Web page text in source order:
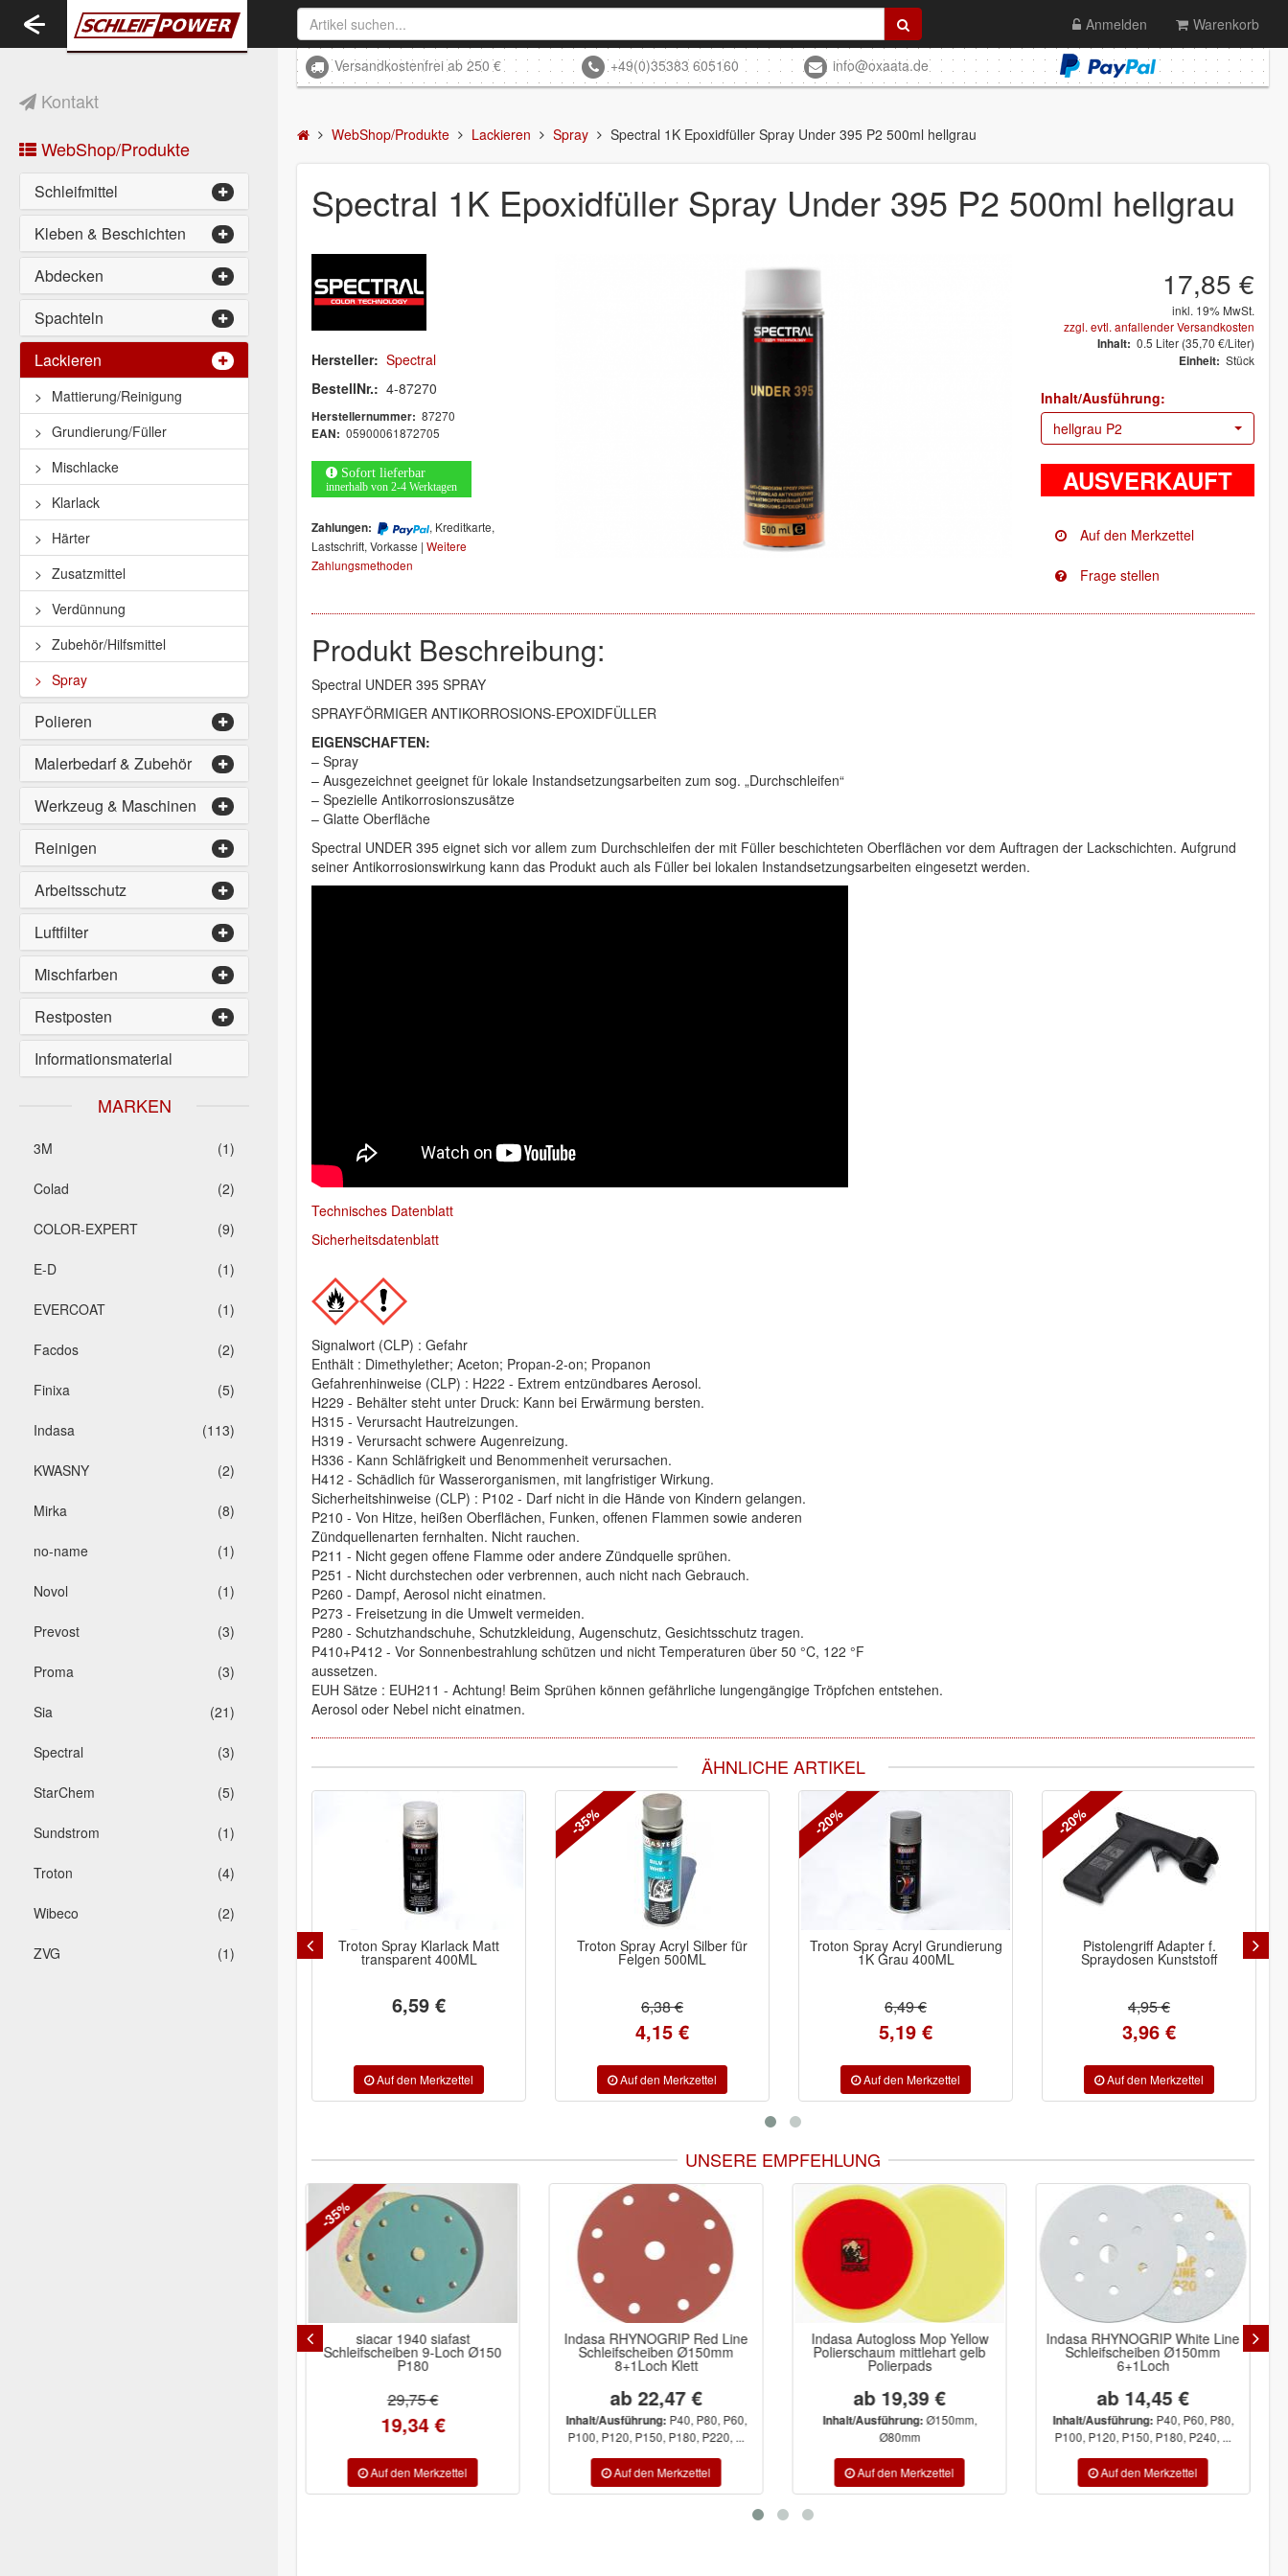
Kontakt
WebShop/Produkte
Schleifmittel
Kleben & Beschichten
Abdecken
Spachteln
Lackieren
Mattierung/Reinigung
Grundierung/Füller
Mischlacke
Klarlack
Härter
Zusatzmittel
Verdünnung
Zubehör/Hilfsmittel
Spray
Polieren
Malerbedarf & Zubehör
Werkzeug & Maschinen
Reinigen
Arbeitsschutz
Luftfilter
Mischfarben
Restposten
Informationsmaterial
MARKEN
(1)
3M
(2)
Colad
(9)
COLOR-EXPERT
(1)
E-D
(1)
EVERCOAT
(2)
Facdos
(5)
Finixa
(113)
Indasa
(2)
KWASNY
(8)
Mirka
(1)
no-name
(1)
Novol
(3)
Prevost
(3)
Proma
(21)
Sia
(3)
Spectral
(5)
StarChem
(1)
Sundstrom
(4)
Troton
(2)
Wibeco
(1)
ZVG
Toggle
navigation
Anmelden Warenkorb
Versandkostenfrei ab 250 € +49(0)35383 605160 info@oxaata.de
WebShop/Produkte Lackieren Spray Spectral 1K Epoxidfüller Spray Under 395 P2 500ml hellgrau
Spectral 1K Epoxidfüller Spray Under 395 P2 500ml hellgrau
Hersteller: Spectral
BestellNr.: 4-87270
Herstellernummer: 87270
EAN: 05900061872705
Sofort lieferbar
innerhalb von 2-4 Werktagen
Zahlungen:
, Kreditkarte,
Lastschrift, Vorkasse | Weitere
Zahlungsmethoden
17,85 €
inkl. 19% MwSt.
zzgl. evtl. anfallender Versandkosten
Inhalt: 0.5 Liter (35,70 €/Liter)
Einheit: Stück
Inhalt/Ausführung:
hellgrau P2
AUSVERKAUFT
Produkt Beschreibung:
Spectral UNDER 395 SPRAY
SPRAYFÖRMIGER ANTIKORROSIONS-EPOXIDFÜLLER
EIGENSCHAFTEN:
– Spray
– Ausgezeichnet geeignet für lokale Instandsetzungsarbeiten zum sog. „Durchschleifen“
– Spezielle Antikorrosionszusätze
– Glatte Oberfläche
Spectral UNDER 395 eignet sich vor allem zum Durchschleifen der mit Füller beschichteten Oberflächen vor dem Auftragen der Lackschichten. Aufgrund
seiner Antikorrosionswirkung kann das Produkt auch als Füller bei lokalen Instandsetzungsarbeiten eingesetzt werden.
Technisches Datenblatt
Sicherheitsdatenblatt
Signalwort (CLP) : Gefahr
Enthält : Dimethylether; Aceton; Propan-2-on; Propanon
Gefahrenhinweise (CLP) : H222 - Extrem entzündbares Aerosol.
H229 - Behälter steht unter Druck: Kann bei Erwärmung bersten.
H315 - Verursacht Hautreizungen.
H319 - Verursacht schwere Augenreizung.
H336 - Kann Schläfrigkeit und Benommenheit verursachen.
H412 - Schädlich für Wasserorganismen, mit langfristiger Wirkung.
Sicherheitshinweise (CLP) : P102 - Darf nicht in die Hände von Kindern gelangen.
P210 - Von Hitze, heißen Oberflächen, Funken, offenen Flammen sowie anderen
Zündquellenarten fernhalten. Nicht rauchen.
P211 - Nicht gegen offene Flamme oder andere Zündquelle sprühen.
P251 - Nicht durchstechen oder verbrennen, auch nicht nach Gebrauch.
P260 - Dampf, Aerosol nicht einatmen.
P273 - Freisetzung in die Umwelt vermeiden.
P280 - Schutzhandschuhe, Schutzkleidung, Augenschutz, Gesichtsschutz tragen.
P410+P412 - Vor Sonnenbestrahlung schützen und nicht Temperaturen über 50 °C, 122 °F
aussetzen.
EUH Sätze : EUH211 - Achtung! Beim Sprühen können gefährliche lungengängige Tröpfchen entstehen.
Aerosol oder Nebel nicht einatmen.
ÄHNLICHE ARTIKEL
Troton Spray Klarlack Matt
transparent 400ML
6,59 €
Troton Spray Acryl Silber für
Felgen 500ML
6,38 €
4,15 €
-35%
Troton Spray Acryl Grundierung
1K Grau 400ML
6,49 €
5,19 €
-20%
Pistolengriff Adapter f.
Spraydosen Kunststoff
4,95 €
3,96 €
-20%
UNSERE EMPFEHLUNG
Indasa RHYNOGRIP Red Line
Schleifscheiben Ø150mm
8+1Loch Klett
ab 22,47 €
Inhalt/Ausführung: P40, P80, P60,
P100, P120, P150, P180, P220, ...
Indasa Autogloss Mop Yellow
Polierschaum mittlehart gelb
Polierpads
ab 19,39 €
Inhalt/Ausführung:Ø150mm,
Ø80mm
Indasa RHYNOGRIP White Line
Schleifscheiben Ø150mm
6+1Loch
ab 14,45 €
Inhalt/Ausführung:P40, P60, P80,
P100, P120, P150, P180, P240, ...
Color Expert Abfallsäcke 25 St
LDPE 60 my 120 Ltr.
8,85 €